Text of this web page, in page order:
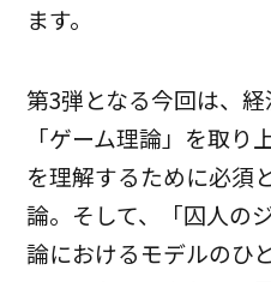
ます。
第3弾となる今回は、
「ゲーム理論」を取
を理解するために必須
論。そして、「囚人の
論におけるモデルのひ